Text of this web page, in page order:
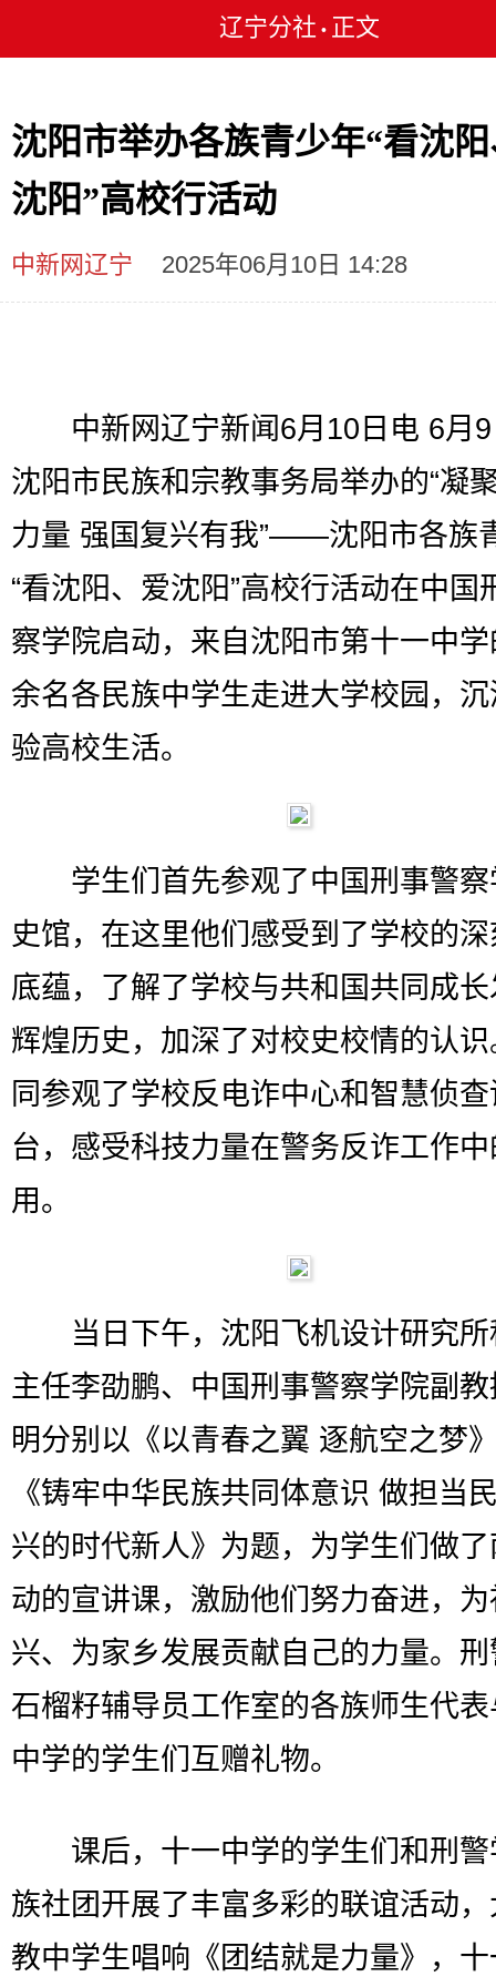
辽宁分社 • 正文
沈阳市举办各族青少年“看沈
沈阳”高校行活动
中新网辽宁 2025年06月10日 14:28
中新网辽宁新闻6月10日电 6月9
沈阳市民族和宗教事务局举办的“凝
力量 强国复兴有我”——沈阳市各族
“看沈阳、爱沈阳”高校行活动在中国
察学院启动，来自沈阳市第十一中
余名各民族中学生走进大学校园，
验高校生活。
学生们首先参观了中国刑事警察
史馆，在这里他们感受到了学校的
底蕴，了解了学校与共和国共同成
辉煌历史，加深了对校史校情的认
同参观了学校反电诈中心和智慧侦
台，感受科技力量在警务反诈工作
用。
当日下午，沈阳飞机设计研究所
主任李劭鹏、中国刑事警察学院副
明分别以《以青春之翼 逐航空之梦
《铸牢中华民族共同体意识 做担当
兴的时代新人》为题，为学生们做
动的宣讲课，激励他们努力奋进，
兴、为家乡发展贡献自己的力量。
石榴籽辅导员工作室的各族师生代
中学的学生们互赠礼物。
课后，十一中学的学生们和刑警
族社团开展了丰富多彩的联谊活动
教中学生唱响《团结就是力量》，